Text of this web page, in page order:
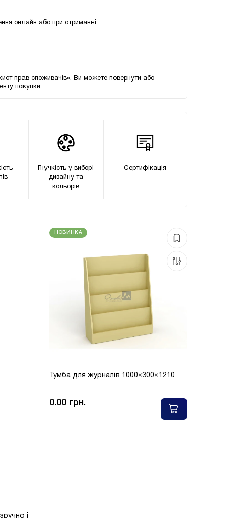
онлайн або при отриманні
прав споживачів», Ви можете повернути або
покупки
Гнучкість у виборі
дизайну та
кольорів
Сертифікацiя
і
НОВИНКА
Тумба для журналів 1000×300×1210
0.00 грн.